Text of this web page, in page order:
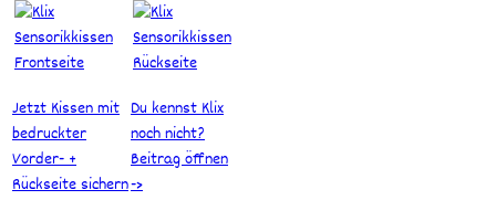
Jetzt Kissen mit
bedruckter
Vorder- +
Rückseite sichern
Du kennst Klix
noch nicht?
Beitrag öffnen
->